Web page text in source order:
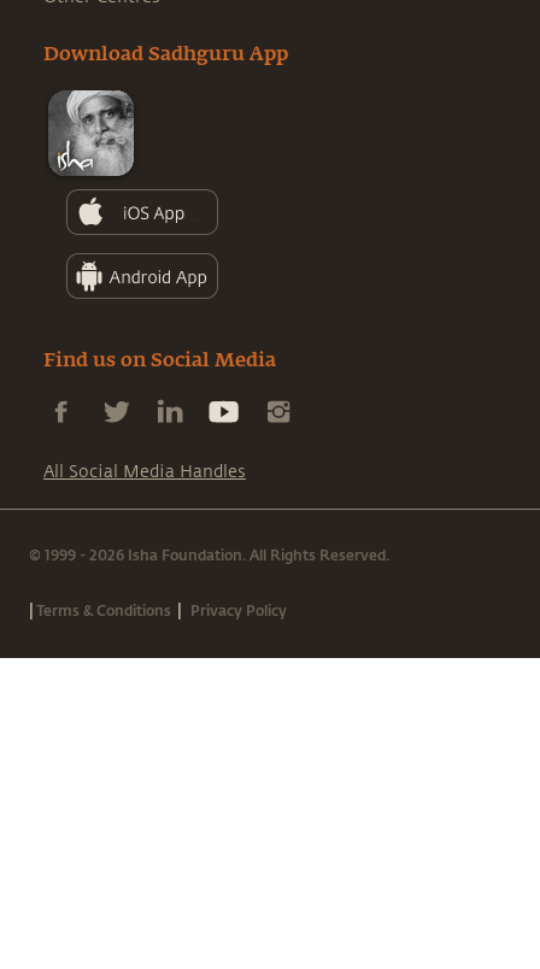
Download Sadhguru App
Find us on Social Media
All Social Media Handles
© 1999 - 2026 Isha Foundation. All Rights Reserved.
|Terms & Conditions | Privacy Policy